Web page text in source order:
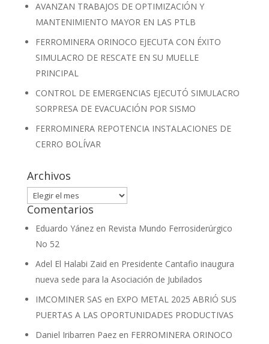
AVANZAN TRABAJOS DE OPTIMIZACIÓN Y
MANTENIMIENTO MAYOR EN LAS PTLB
FERROMINERA ORINOCO EJECUTA CON ÉXITO
SIMULACRO DE RESCATE EN SU MUELLE
PRINCIPAL
CONTROL DE EMERGENCIAS EJECUTÓ SIMULACRO
SORPRESA DE EVACUACIÓN POR SISMO
FERROMINERA REPOTENCIA INSTALACIONES DE
CERRO BOLÍVAR
Archivos
Archivos
Comentarios
Eduardo Yánezen Revista Mundo Ferrosiderúrgico
No 52
Adel El Halabi Zaid en Presidente Cantafio inaugura
nueva sede para la Asociación de Jubilados
IMCOMINER SAS en EXPO METAL 2025 ABRIÓ SUS
PUERTAS A LAS OPORTUNIDADES PRODUCTIVAS
Daniel Iribarren Paezen FERROMINERA ORINOCO